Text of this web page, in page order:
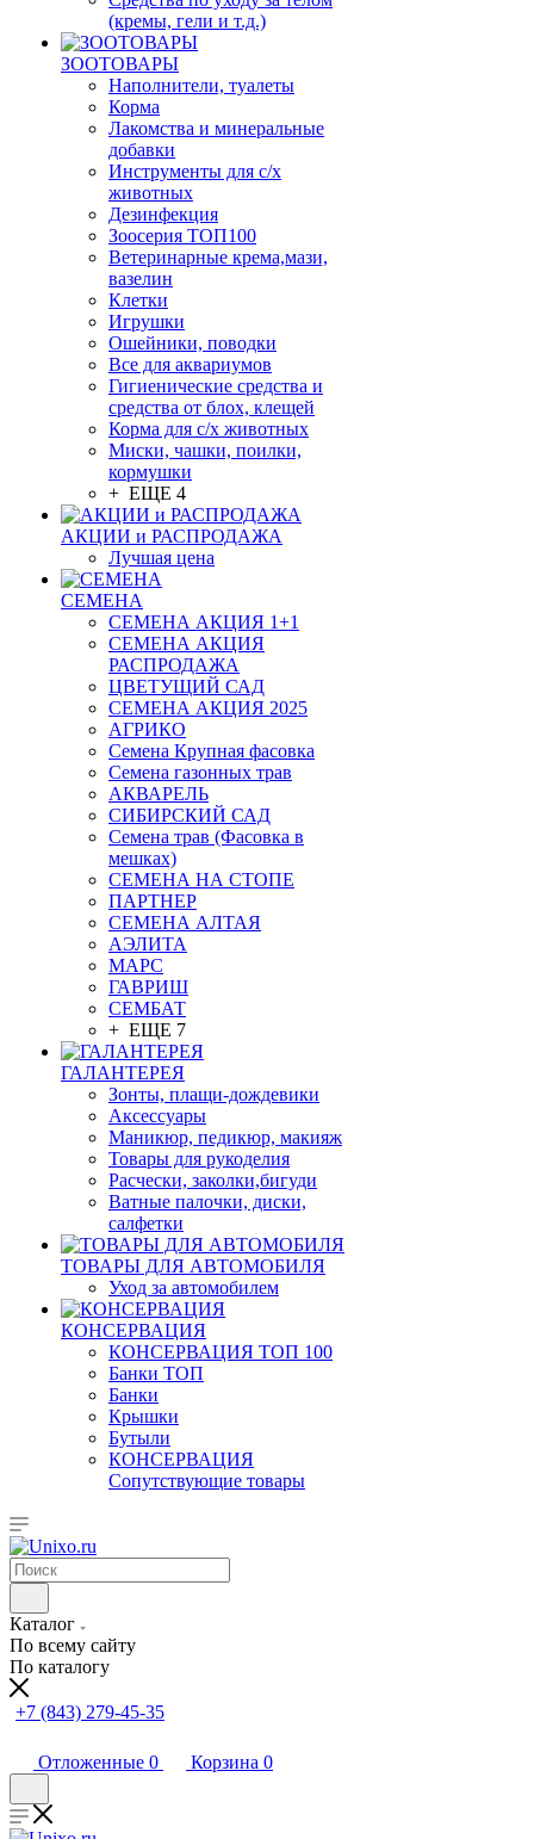
(кремы, гели и т.д.)
ЗООТОВАРЫ
Наполнители, туалеты
Корма
Лакомства и минеральные
добавки
Инструменты для с/х
животных
Дезинфекция
Зоосерия ТОП100
Ветеринарные крема,мази,
вазелин
Клетки
Игрушки
Ошейники, поводки
Все для аквариумов
Гигиенические средства и
средства от блох, клещей
Корма для с/х животных
Миски, чашки, поилки,
кормушки
+ ЕЩЕ 4
АКЦИИ и РАСПРОДАЖА
Лучшая цена
СЕМЕНА
СЕМЕНА АКЦИЯ 1+1
СЕМЕНА АКЦИЯ
РАСПРОДАЖА
ЦВЕТУЩИЙ САД
СЕМЕНА АКЦИЯ 2025
АГРИКО
Семена Крупная фасовка
Семена газонных трав
АКВАРЕЛЬ
СИБИРСКИЙ САД
Семена трав (Фасовка в
мешках)
СЕМЕНА НА СТОПЕ
ПАРТНЕР
СЕМЕНА АЛТАЯ
АЭЛИТА
МАРС
ГАВРИШ
СЕМБАТ
+ ЕЩЕ 7
ГАЛАНТЕРЕЯ
Зонты, плащи-дождевики
Аксессуары
Маникюр, педикюр, макияж
Товары для рукоделия
Расчески, заколки,бигуди
Ватные палочки, диски,
салфетки
ТОВАРЫ ДЛЯ АВТОМОБИЛЯ
Уход за автомобилем
КОНСЕРВАЦИЯ
КОНСЕРВАЦИЯ ТОП 100
Банки ТОП
Банки
Крышки
Бутыли
КОНСЕРВАЦИЯ
Сопутствующие товары
Каталог
По всему сайту
По каталогу
+7 (843) 279-45-35
Отложенные 0 Корзина 0